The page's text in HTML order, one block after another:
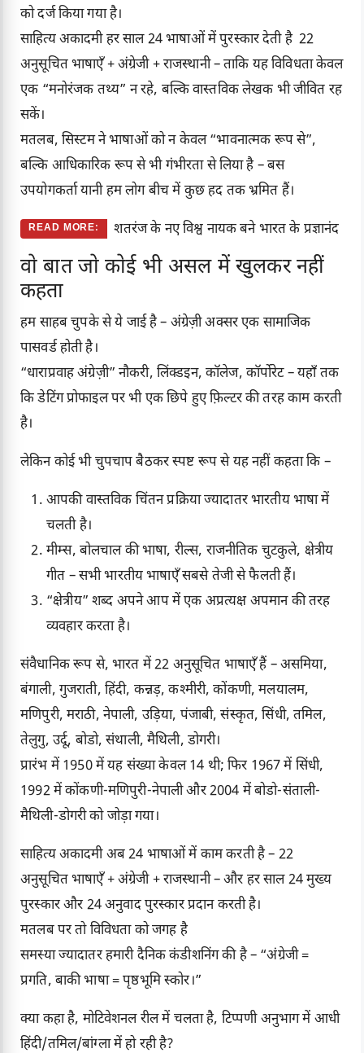
को दर्ज किया गया है।
साहित्य अकादमी हर साल 24 भाषाओं में पुरस्कार देती है 22
अनुसूचित भाषाएँ + अंग्रेजी + राजस्थानी – ताकि यह विविधता केवल
एक “मनोरंजक तथ्य” न रहे, बल्कि वास्तविक लेखक भी जीवित रह
सकें।
मतलब, सिस्टम ने भाषाओं को न केवल “भावनात्मक रूप से”,
बल्कि आधिकारिक रूप से भी गंभीरता से लिया है – बस
उपयोगकर्ता यानी हम लोग बीच में कुछ हद तक भ्रमित हैं।
READ MORE: शतरंज के नए विश्व नायक बने भारत के प्रज्ञानंद
वो बात जो कोई भी असल में खुलकर नहीं
कहता
हम साहब चुपके से ये जाई है – अंग्रेज़ी अक्सर एक सामाजिक
पासवर्ड होती है।
“धाराप्रवाह अंग्रेज़ी” नौकरी, लिंक्डइन, कॉलेज, कॉर्पोरेट – यहाँ तक
कि डेटिंग प्रोफाइल पर भी एक छिपे हुए फ़िल्टर की तरह काम करती
है।
लेकिन कोई भी चुपचाप बैठकर स्पष्ट रूप से यह नहीं कहता कि –
आपकी वास्तविक चिंतन प्रक्रिया ज्यादातर भारतीय भाषा में
चलती है।
मीम्स, बोलचाल की भाषा, रील्स, राजनीतिक चुटकुले, क्षेत्रीय
गीत – सभी भारतीय भाषाएँ सबसे तेजी से फैलती हैं।
“क्षेत्रीय” शब्द अपने आप में एक अप्रत्यक्ष अपमान की तरह
व्यवहार करता है।
संवैधानिक रूप से, भारत में 22 अनुसूचित भाषाएँ हैं – असमिया,
बंगाली, गुजराती, हिंदी, कन्नड़, कश्मीरी, कोंकणी, मलयालम,
मणिपुरी, मराठी, नेपाली, उड़िया, पंजाबी, संस्कृत, सिंधी, तमिल,
तेलुगु, उर्दू, बोडो, संथाली, मैथिली, डोगरी।
प्रारंभ में 1950 में यह संख्या केवल 14 थी; फिर 1967 में सिंधी,
1992 में कोंकणी-मणिपुरी-नेपाली और 2004 में बोडो-संताली-
मैथिली-डोगरी को जोड़ा गया।
साहित्य अकादमी अब 24 भाषाओं में काम करती है – 22
अनुसूचित भाषाएँ + अंग्रेजी + राजस्थानी – और हर साल 24 मुख्य
पुरस्कार और 24 अनुवाद पुरस्कार प्रदान करती है।
मतलब पर तो विविधता को जगह है
समस्या ज्यादातर हमारी दैनिक कंडीशनिंग की है – “अंग्रेजी =
प्रगति, बाकी भाषा = पृष्ठभूमि स्कोर।”
क्या कहा है, मोटिवेशनल रील में चलता है, टिप्पणी अनुभाग में आधी
हिंदी/तमिल/बांग्ला में हो रही है?